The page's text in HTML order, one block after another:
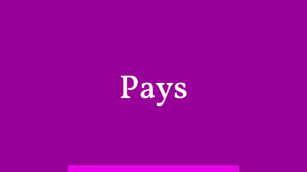
Pays